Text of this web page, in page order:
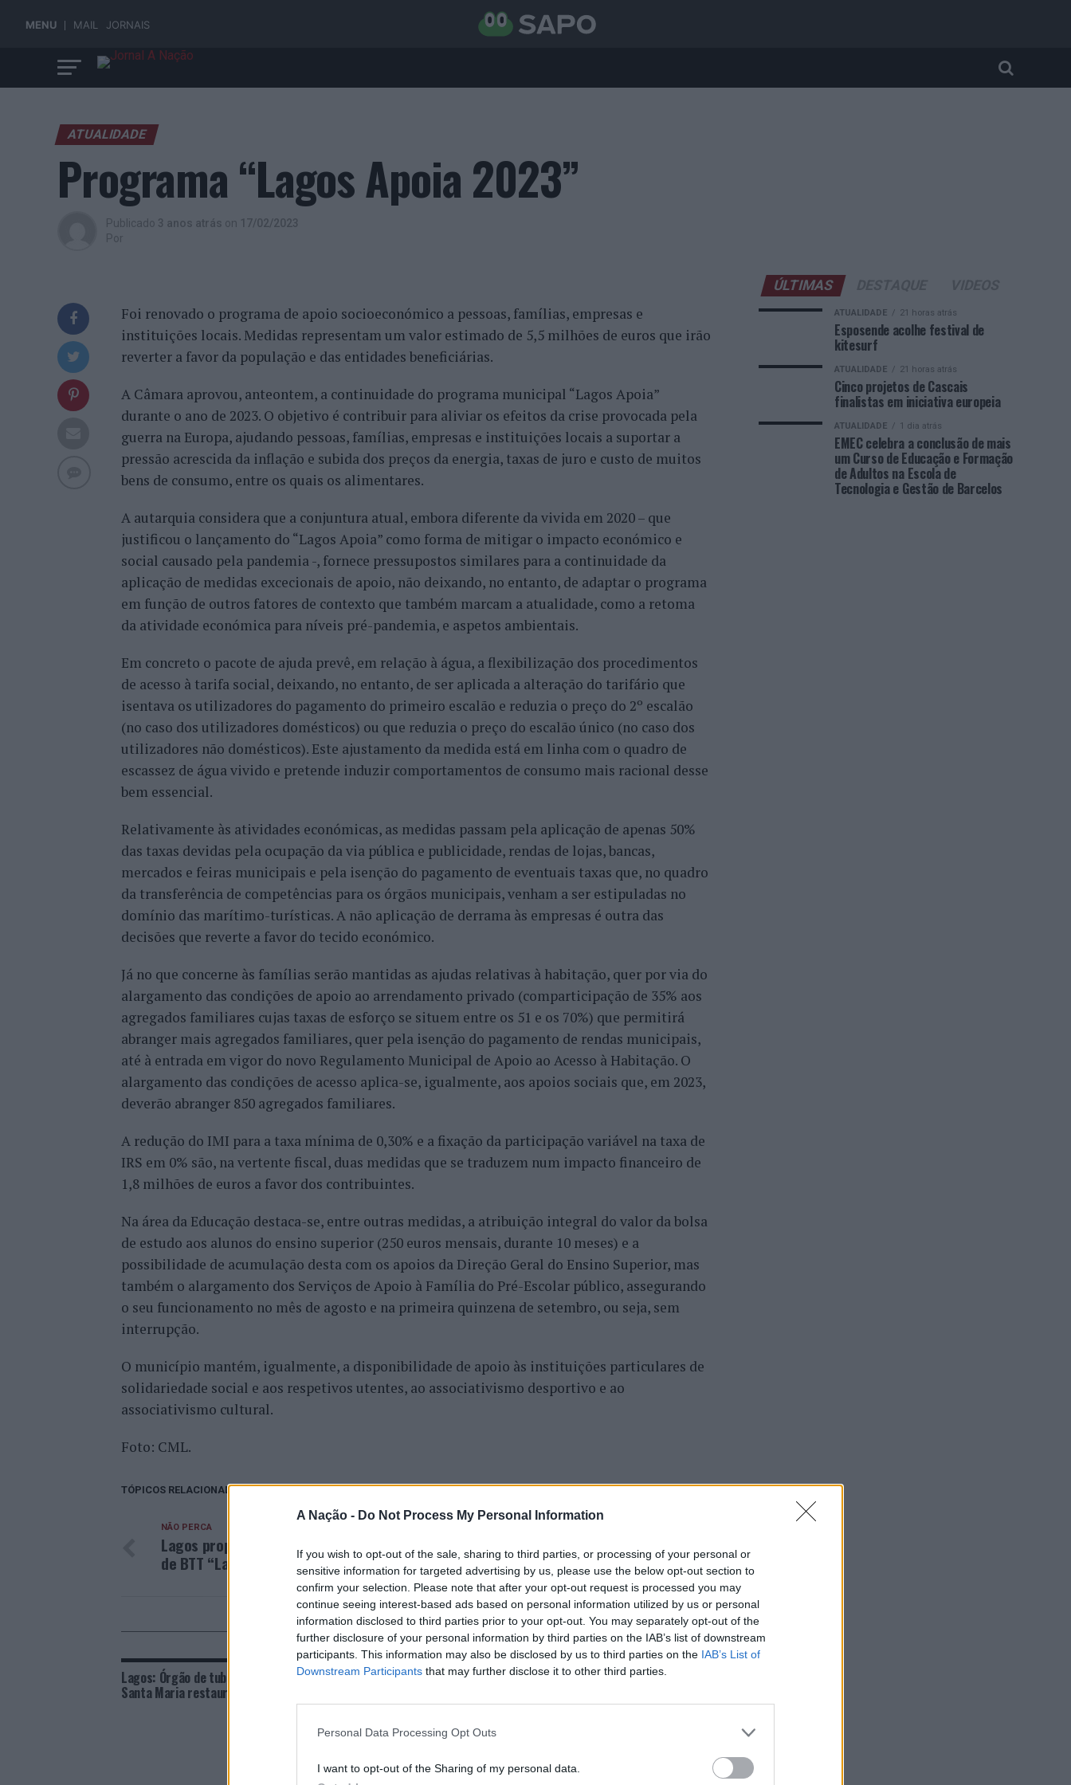
A Nação - Do Not Process My Personal Information
If you wish to opt-out of the sale, sharing to third parties, or processing of your personal or
sensitive information for targeted advertising by us, please use the below opt-out section to
confirm your selection. Please note that after your opt-out request is processed you may
continue seeing interest-based ads based on personal information utilized by us or personal
information disclosed to third parties prior to your opt-out. You may separately opt-out of the
further disclosure of your personal information by third parties on the IAB’s list of downstream
participants. This information may also be disclosed by us to third parties on the IAB’s List of
Downstream Participants that may further disclose it to other third parties.
Personal Data Processing Opt Outs
I want to opt-out of the Sharing of my personal data.
MENU MAIL JORNAIS
ATUALIDADE
Programa “Lagos Apoia 2023”
Publicado 3 anos atrás on 17/02/2023
Por
Foi renovado o programa de apoio socioeconómico a pessoas, famílias, empresas e
instituições locais. Medidas representam um valor estimado de 5,5 milhões de euros que irão
reverter a favor da população e das entidades beneficiárias.
A Câmara aprovou, anteontem, a continuidade do programa municipal “Lagos Apoia”
durante o ano de 2023. O objetivo é contribuir para aliviar os efeitos da crise provocada pela
guerra na Europa, ajudando pessoas, famílias, empresas e instituições locais a suportar a
pressão acrescida da inflação e subida dos preços da energia, taxas de juro e custo de muitos
bens de consumo, entre os quais os alimentares.
A autarquia considera que a conjuntura atual, embora diferente da vivida em 2020 – que
justificou o lançamento do “Lagos Apoia” como forma de mitigar o impacto económico e
social causado pela pandemia -, fornece pressupostos similares para a continuidade da
aplicação de medidas excecionais de apoio, não deixando, no entanto, de adaptar o programa
em função de outros fatores de contexto que também marcam a atualidade, como a retoma
da atividade económica para níveis pré-pandemia, e aspetos ambientais.
Em concreto o pacote de ajuda prevê, em relação à água, a flexibilização dos procedimentos
de acesso à tarifa social, deixando, no entanto, de ser aplicada a alteração do tarifário que
isentava os utilizadores do pagamento do primeiro escalão e reduzia o preço do 2º escalão
(no caso dos utilizadores domésticos) ou que reduzia o preço do escalão único (no caso dos
utilizadores não domésticos). Este ajustamento da medida está em linha com o quadro de
escassez de água vivido e pretende induzir comportamentos de consumo mais racional desse
bem essencial.
Relativamente às atividades económicas, as medidas passam pela aplicação de apenas 50%
das taxas devidas pela ocupação da via pública e publicidade, rendas de lojas, bancas,
mercados e feiras municipais e pela isenção do pagamento de eventuais taxas que, no quadro
da transferência de competências para os órgãos municipais, venham a ser estipuladas no
domínio das marítimo-turísticas. A não aplicação de derrama às empresas é outra das
decisões que reverte a favor do tecido económico.
Já no que concerne às famílias serão mantidas as ajudas relativas à habitação, quer por via do
alargamento das condições de apoio ao arrendamento privado (comparticipação de 35% aos
agregados familiares cujas taxas de esforço se situem entre os 51 e os 70%) que permitirá
abranger mais agregados familiares, quer pela isenção do pagamento de rendas municipais,
até à entrada em vigor do novo Regulamento Municipal de Apoio ao Acesso à Habitação. O
alargamento das condições de acesso aplica-se, igualmente, aos apoios sociais que, em 2023,
deverão abranger 850 agregados familiares.
A redução do IMI para a taxa mínima de 0,30% e a fixação da participação variável na taxa de
IRS em 0% são, na vertente fiscal, duas medidas que se traduzem num impacto financeiro de
1,8 milhões de euros a favor dos contribuintes.
Na área da Educação destaca-se, entre outras medidas, a atribuição integral do valor da bolsa
de estudo aos alunos do ensino superior (250 euros mensais, durante 10 meses) e a
possibilidade de acumulação desta com os apoios da Direção Geral do Ensino Superior, mas
também o alargamento dos Serviços de Apoio à Família do Pré-Escolar público, assegurando
o seu funcionamento no mês de agosto e na primeira quinzena de setembro, ou seja, sem
interrupção.
O município mantém, igualmente, a disponibilidade de apoio às instituições particulares de
solidariedade social e aos respetivos utentes, ao associativismo desportivo e ao
associativismo cultural.
Foto: CML.
TÓPICOS RELACIONADOS: APOIOS DESTAQUE LAGOS
Anadia: André Sardet abre
“Concertos de Primavera”
NÃO PERCA
Lagos proporciona três dias de prova
de BTT “Lagos Bike Aventura”
PODE ESTAR INTERESSADO
Lagos: Órgão de tubos da Igreja de
Santa Maria restaurado
Lagos: Homem de 48 anos detido Noble e The Gift nas Noites no Cais
ÚLTIMAS
ATUALIDADE 21 horas atrás
Esposende acolhe festival de
kitesurf
ATUALIDADE 21 horas atrás
Cinco projetos de Cascais
finalistas em iniciativa europeia
ATUALIDADE 1 dia atrás
EMEC celebra a conclusão de mais
um Curso de Educação e Formação
de Adultos na Escola de
Tecnologia e Gestão de Barcelos